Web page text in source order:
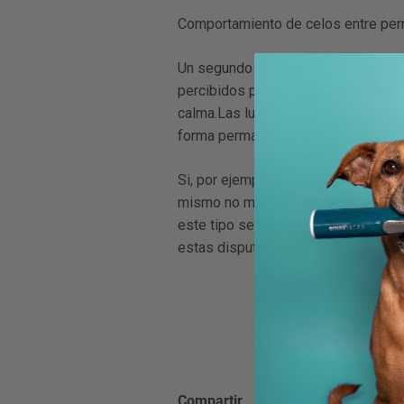
Comportamiento de celos entre
Un segundo perro se mueve en
,
percibidos por los perros como
calma.Las luchas de poder
forma permanente, debe
No se
Si, por ejemplo, su primer perro
mismo no mezclar
.Debido a la
este tipo se están acumulando,
estas disputas surjan y sacen
Compartir